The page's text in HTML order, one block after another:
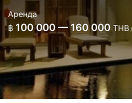
Аренда
฿ 100 000 — 160 000 THB